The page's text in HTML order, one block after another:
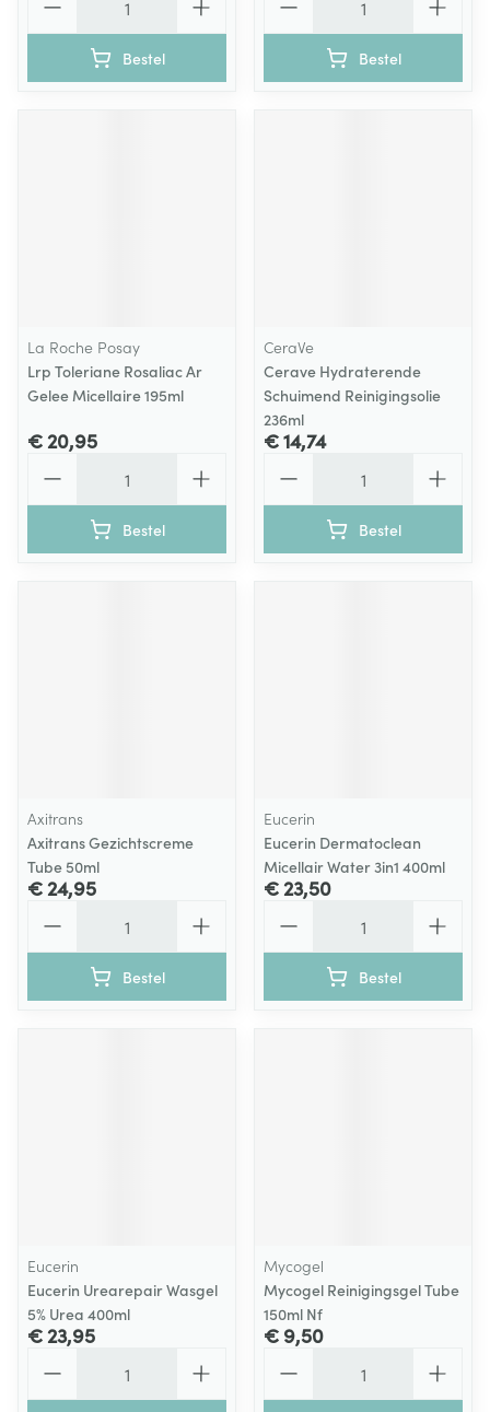
Bestel Bestel
La Roche Posay
Lrp Toleriane Rosaliac Ar
Gelee Micellaire 195ml
€ 20,95
Bestel
CeraVe
Cerave Hydraterende
Schuimend Reinigingsolie
236ml
€ 14,74
Bestel
Axitrans
Axitrans Gezichtscreme
Tube 50ml
€ 24,95
Bestel
Eucerin
Eucerin Dermatoclean
Micellair Water 3in1 400ml
€ 23,50
Bestel
Eucerin
Eucerin Urearepair Wasgel
5% Urea 400ml
€ 23,95
Mycogel
Mycogel Reinigingsgel Tube
150ml Nf
€ 9,50